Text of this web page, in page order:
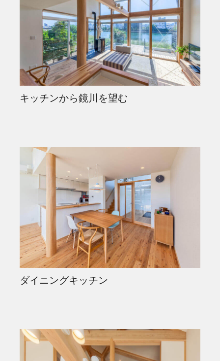
キッチンから鏡川を望む
ダイニングキッチン